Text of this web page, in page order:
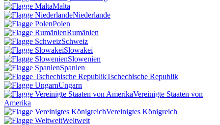
Malta
Niederlande
Polen
Rumänien
Schweiz
Slowakei
Slowenien
Spanien
Tschechische Republik
Ungarn
Vereinigte Staaten von
Amerika
Vereinigtes Königreich
Weltweit